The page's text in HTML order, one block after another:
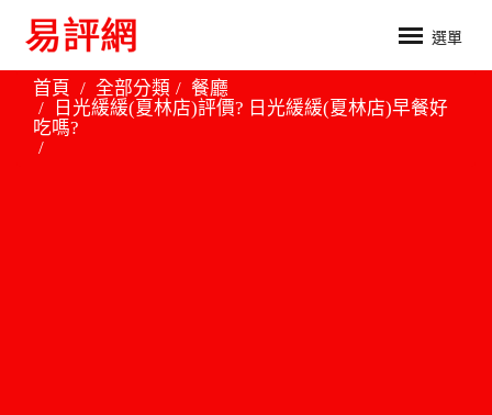
選單
首頁 全部分類
餐廳
日光緩緩(夏林店)評價? 日光緩緩(夏林店)早餐好
吃嗎?